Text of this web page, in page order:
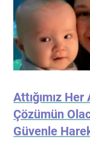
Attığımız
Çözümün
Güvenle